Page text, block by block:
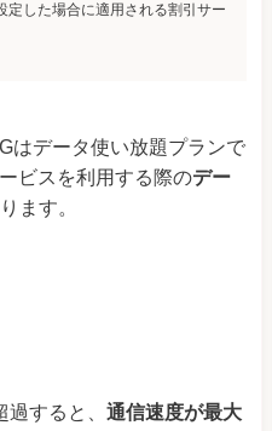
した場合に適用される割引サー
はデータ使い放題プランで
ビスを利用する際のデー
ます。
すると、 通信速度が最大